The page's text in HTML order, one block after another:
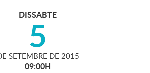
DISSABTE
5
SETEMBRE DE 2015
09:00H